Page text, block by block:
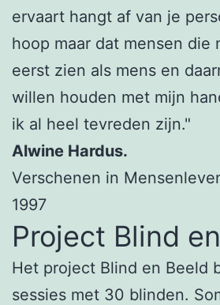
ervaart hangt af van je
hoop maar dat mensen die
eerst zien als mens en
willen houden met mijn
ik al heel tevreden zijn."
Alwine Hardus.
Verschenen in
1997
Project Blind
Het project Blind en Beeld
sessies met 30 blinden.